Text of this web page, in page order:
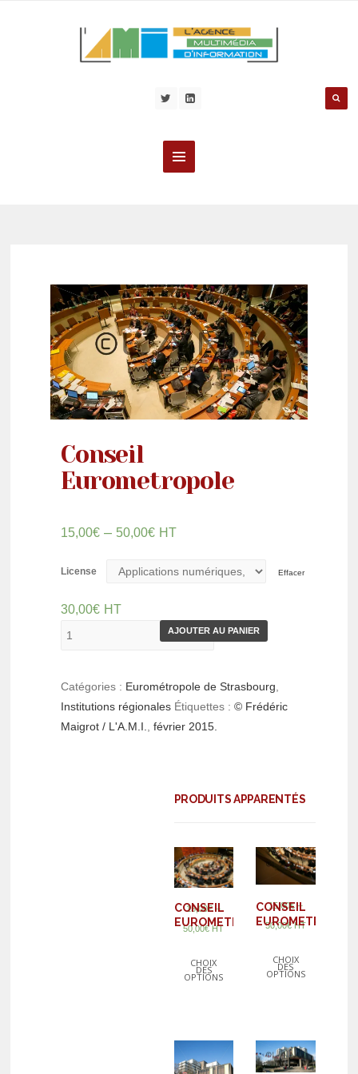
Conseil
Eurometropole
15,00€ – 50,00€ HT
License Effacer
30,00€ HT
AJOUTER AU PANIER
Catégories : Eurométropole de Strasbourg
Institutions régionales Étiquettes :© Frédéric
Maigrot / L'A.M.I.
,février 2015.
PRODUITS APPARENTÉS
CONSEIL
EUROMETROPOLE
15,00€–
50,00€ HT
CHOIX
DES
OPTIONS
CONSEIL
15,00€–
50,00€ HT
CHOIX
DES
OPTIONS